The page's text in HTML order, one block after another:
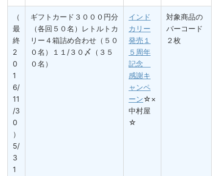
（
最
終
2
0
1
6/
11
/3
0
）
5/
3
1
ギフトカード３０００円分
（各回５０名）レトルトカ
リー４箱詰め合わせ（５０
０名）１１/３０〆（３５
０名）
インド
カリー
発売１
５周年
記念
感謝キ
ャンペ
ーン☆×
中村屋
☆
対象商品の
バーコード
２枚